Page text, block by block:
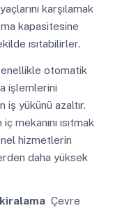
karşılamak
kapasitesine
ısıtabilirler.
otomatik
işlemlerini
iş yükünü azaltır.
mekanını ısıtmak
hizmetlerin
daha yüksek
kiralamaÇevre